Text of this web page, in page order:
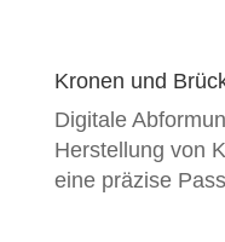
Kronen und
Digitale
Herstellung von
eine präzise